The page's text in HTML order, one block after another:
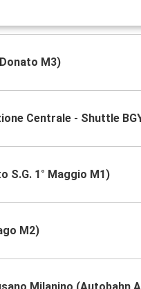
M3)
Centrale - Shuttle
S.G. 1° Maggio M1)
M2)